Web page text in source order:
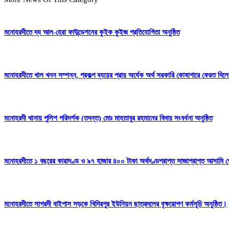
মনোহরদীতে দ্য আল-হেরা ফাউন্ডেশনের কুইক কুইজ প্রতিযোগিতা অনুষ্ঠিত
মনোহরদীতে খাল খনন সম্পন্ন, প্রকল্প ব্যয়ের প্রায় অর্ধেক অর্থ সরকারি কোষাগারে ফেরত
মনোহরদী থানায় পুলিশ পরিদর্শক (তদন্ত) মোঃ মাহতাবুর রহমানের বিদায় সংবর্ধনা অনুষ্ঠিত
মনোহরদীতে ১ বছরের কারাদণ্ড ও ৯৭ হাজার ৪০০ টাকা অর্থদণ্ডপ্রাপ্ত সাজাপ্রাপ্ত আসামি
মনোহরদীতে সাগরদী বাইপাস সড়কে খিদিরপুর ইউনিয়ন ছাত্রদলের বৃক্ষরোপণ কর্মসূচি অনুষ্ঠিত।